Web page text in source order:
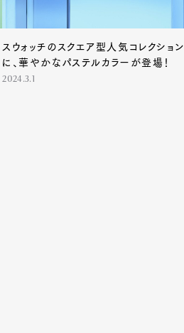
スウォッチのスクエア型人気コレクション
に、華やかなパステルカラーが登場！
2024.3.1